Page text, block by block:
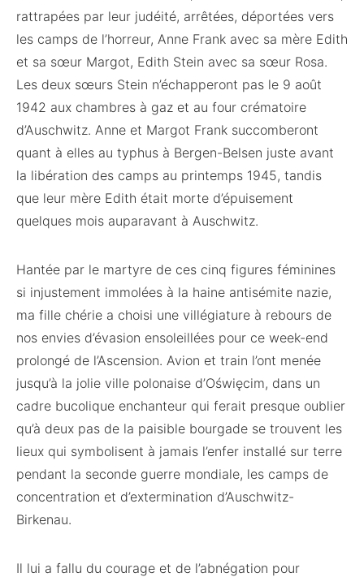
rattrapées par leur judéité, arrêtées, déportées vers
les camps de l’horreur, Anne Frank avec sa mère Edith
et sa sœur Margot, Edith Stein avec sa sœur Rosa.
Les deux sœurs Stein n’échapperont pas le 9 août
1942 aux chambres à gaz et au four crématoire
d’Auschwitz. Anne et Margot Frank succomberont
quant à elles au typhus à Bergen-Belsen juste avant
la libération des camps au printemps 1945, tandis
que leur mère Edith était morte d’épuisement
quelques mois auparavant à Auschwitz.
Hantée par le martyre de ces cinq figures féminines
si injustement immolées à la haine antisémite nazie,
ma fille chérie a choisi une villégiature à rebours de
nos envies d’évasion ensoleillées pour ce week-end
prolongé de l’Ascension. Avion et train l’ont menée
jusqu’à la jolie ville polonaise d’Oświęcim, dans un
cadre bucolique enchanteur qui ferait presque oublier
qu’à deux pas de la paisible bourgade se trouvent les
lieux qui symbolisent à jamais l’enfer installé sur terre
pendant la seconde guerre mondiale, les camps de
concentration et d’extermination d’Auschwitz-
Birkenau.
Il lui a fallu du courage et de l’abnégation pour